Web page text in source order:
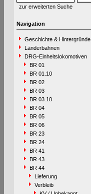
zur erweiterten Suche
Navigation
Geschichte & Hintergründe
Länderbahnen
DRG-Einheitslokomotiven
BR 01
BR 01.10
BR 02
BR 03
BR 03.10
BR 04
BR 05
BR 06
BR 23
BR 24
BR 41
BR 43
BR 44
Lieferung
Verbleib